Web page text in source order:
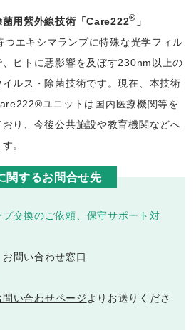
用紫外線技術「Care222® 」
エキシマランプに特殊な光学フィル
ヒトに悪影響を及ぼす230nm以上の
ルス・除菌技術です。現在、本技術
ユニットは国内医療機関等を
り、今後公共施設や教育機関などへ
。
関するお問合せ先
プ交換のご依頼、保守サポート対
問い合わせ窓口
問い合わせページ よりお送りくださ